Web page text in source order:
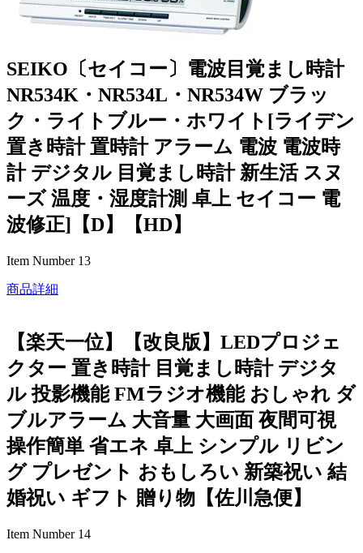
SEIKO〔セイコー〕電波目覚まし時計
NR534K・NR534L・NR534W ブラッ
ク・ライトブルー・ホワイト[ライデン
置き時計 置時計 アラーム 電波 電波時
計 デジタル 目覚まし時計 新生活 スヌ
ーズ 温度・湿度計測 卓上 セイコー 電
波修正]【D】【HD】
Item Number 13
商品詳細
【楽天一位】【改良版】LEDプロジェ
クター 置き時計 目覚まし時計 デジタ
ル 投影機能 FMラジオ機能 おしゃれ ダ
ブルアラーム 大音量 大画面 夜間可視
操作簡単 省エネ 卓上 シンプル リビン
グ プレゼント おもしろい 新築祝い 結
婚祝い ギフト 贈り物【佐川急便】
Item Number 14